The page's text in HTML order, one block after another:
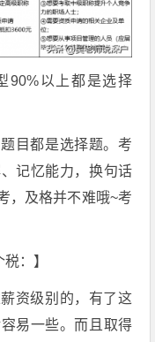
90%以上都是选择
目都是选择题。考
记忆能力，换句话
，及格并不难哦~考
：】
资级别的，有了这
易一些。而且取得